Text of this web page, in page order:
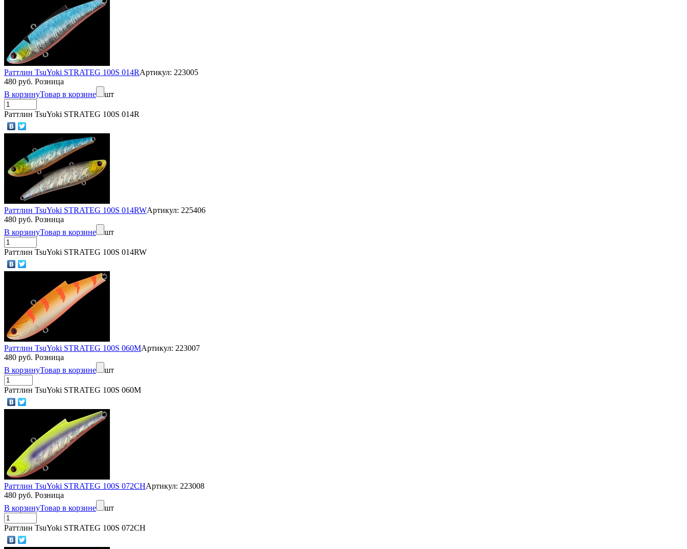
Раттлин TsuYoki STRATEG 100S 014RАртикул: 223005
480 руб. Розница
В корзинуТовар в корзине шт
Раттлин TsuYoki STRATEG 100S 014R
Раттлин TsuYoki STRATEG 100S 014RWАртикул: 225406
480 руб. Розница
В корзинуТовар в корзине шт
Раттлин TsuYoki STRATEG 100S 014RW
Раттлин TsuYoki STRATEG 100S 060MАртикул: 223007
480 руб. Розница
В корзинуТовар в корзине шт
Раттлин TsuYoki STRATEG 100S 060M
Раттлин TsuYoki STRATEG 100S 072CHАртикул: 223008
480 руб. Розница
В корзинуТовар в корзине шт
Раттлин TsuYoki STRATEG 100S 072CH